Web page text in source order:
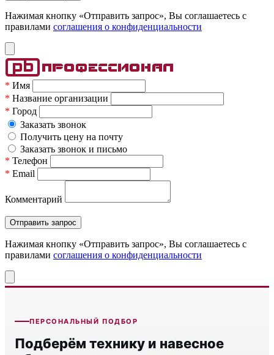
Нажимая кнопку «Отправить запрос», Вы соглашаетесь c
правилами соглашения о конфиденциальности
* Имя
* Название организации
* Город
Заказать звонок
Получить цену на почту
Заказать звонок и письмо
* Телефон
* Email
Комментарий
Нажимая кнопку «Отправить запрос», Вы соглашаетесь c
правилами соглашения о конфиденциальности
ПЕРСОНАЛЬНЫЙ ПОДБОР
Подберём технику и навесное